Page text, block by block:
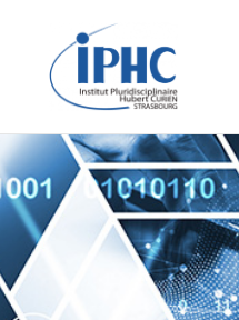
Institut
Curien – IPHC